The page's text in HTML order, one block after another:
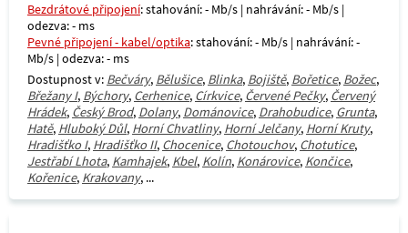
Bezdrátové připojení: stahování: - Mb/s | nahrávání: - Mb/s |
odezva: - ms
Pevné připojení - kabel/optika: stahování: - Mb/s | nahrávání: -
Mb/s | odezva: - ms
Dostupnost v: Bečváry, Bělušice, Blinka, Bojiště, Bořetice, Božec,
Břežany I, Býchory, Cerhenice, Církvice, Červené Pečky, Červený
Hrádek, Český Brod, Dolany, Dománovice, Drahobudice, Grunta,
Hatě, Hluboký Důl, Horní Chvatliny, Horní Jelčany, Horní Kruty,
Hradišťko I, Hradišťko II, Chocenice, Chotouchov, Chotutice,
Jestřabí Lhota, Kamhajek, Kbel, Kolín, Konárovice, Končice,
Kořenice, Krakovany, ...